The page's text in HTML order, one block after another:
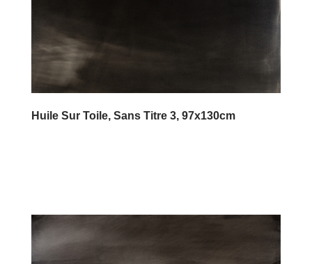
Huile Sur Toile, Sans Titre 3, 97x130cm